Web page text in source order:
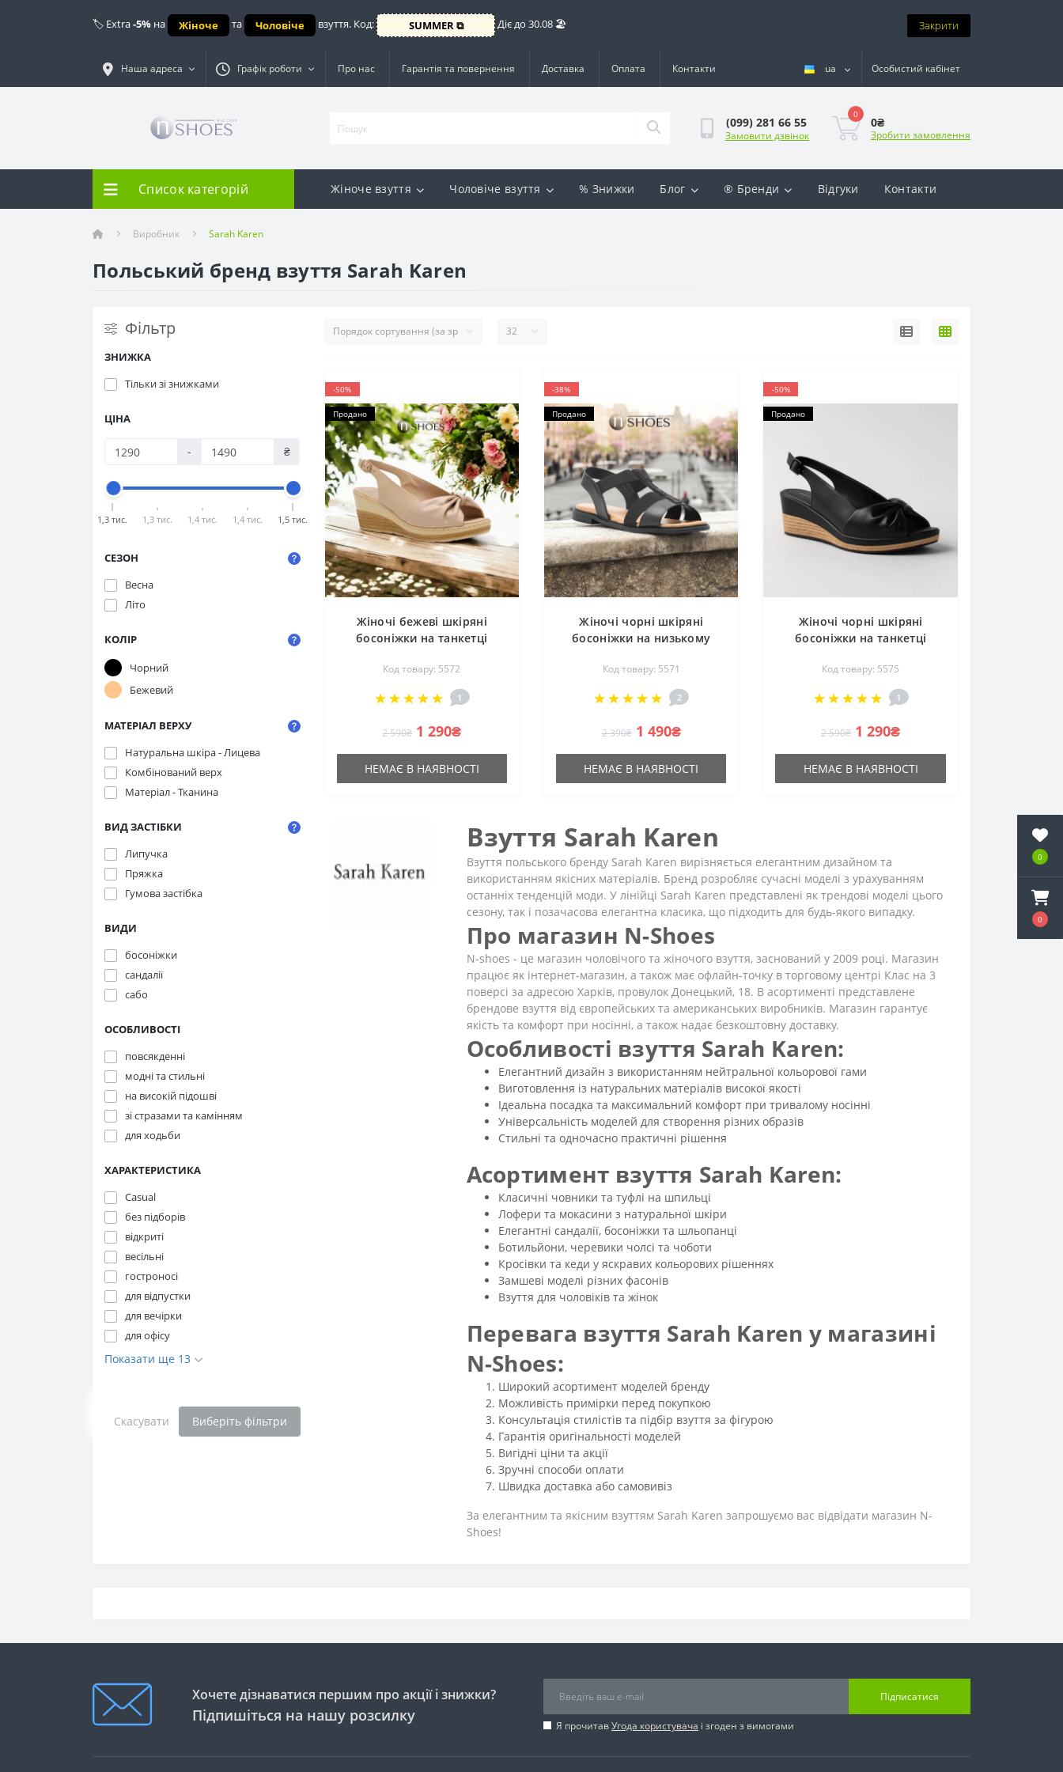
0
0
🏷️ Extra-5% на Жіноче та Чоловіче взуття. Код: SUMMER ⧉ Діє до 30.08 🏖️ Закрити
Наша адреса Графік роботи Про нас Гарантія та повернення Доставка Оплата Контакти ua Особистий кабінет
(099) 281 66 55
Замовити дзвінок
0
0₴
Зробити замовлення
Список категорій Жіноче взуття Чоловіче взуття % Знижки Блог ® Бренди Відгуки Контакти
Виробник Sarah Karen
Польський бренд взуття Sarah Karen
Фiльтр
ЗНИЖКА
Тільки зі знижками
ЦІНА
- ₴
1,3 тис. 1,3 тис. 1,4 тис. 1,4 тис. 1,5 тис.
СЕЗОН
Весна
Літо
КОЛІР
Чорний
Бежевий
МАТЕРІАЛ ВЕРХУ
Натуральна шкіра - Лицева
Комбінований верх
Матеріал - Тканина
ВИД ЗАСТІБКИ
Липучка
Пряжка
Гумова застібка
ВИДИ
босоніжки
сандалії
сабо
ОСОБЛИВОСТІ
повсякденні
модні та стильні
на високій підошві
зі стразами та камінням
для ходьби
ХАРАКТЕРИСТИКА
Casual
без підборів
відкриті
весільні
гостроносі
для відпустки
для вечірки
для офісу
Показати ще 13
Скасувати Виберіть фільтри
-50%
Продано
Жіночі бежеві шкіряні
босоніжки на танкетці
Код товару: 5572
1
2 590₴ 1 290₴
НЕМАЄ В НАЯВНОСТІ
-38%
Продано
Жіночі чорні шкіряні
босоніжки на низькому
FIONA-02 5571
Код товару: 5571
2
2 390₴ 1 490₴
НЕМАЄ В НАЯВНОСТІ
-50%
Продано
Жіночі чорні шкіряні
босоніжки на танкетці
5575
Код товару: 5575
1
2 590₴ 1 290₴
НЕМАЄ В НАЯВНОСТІ
Взуття Sarah Karen
Взуття польського бренду Sarah Karen вирізняється елегантним дизайном та
використанням якісних матеріалів. Бренд розробляє сучасні моделі з урахуванням
останніх тенденцій моди. У лінійці Sarah Karen представлені як трендові моделі цього
сезону, так і позачасова елегантна класика, що підходить для будь-якого випадку.
Про магазин N-Shoes
N-shoes - це магазин чоловічого та жіночого взуття, заснований у 2009 році. Магазин
працює як інтернет-магазин, а також має офлайн-точку в торговому центрі Клас на 3
поверсі за адресою Харків, провулок Донецький, 18. В асортименті представлене
брендове взуття від європейських та американських виробників. Магазин гарантує
якість та комфорт при носінні, а також надає безкоштовну доставку.
Особливості взуття Sarah Karen:
Елегантний дизайн з використанням нейтральної кольорової гами
Виготовлення із натуральних матеріалів високої якості
Ідеальна посадка та максимальний комфорт при тривалому носінні
Універсальність моделей для створення різних образів
Стильні та одночасно практичні рішення
Асортимент взуття Sarah Karen:
Класичні човники та туфлі на шпильці
Лофери та мокасини з натуральної шкіри
Елегантні сандалії, босоніжки та шльопанці
Ботильйони, черевики чолсі та чоботи
Кросівки та кеди у яскравих кольорових рішеннях
Замшеві моделі різних фасонів
Взуття для чоловіків та жінок
Перевага взуття Sarah Karen у магазині
N-Shoes:
Широкий асортимент моделей бренду
Можливість примірки перед покупкою
Консультація стилістів та підбір взуття за фігурою
Гарантія оригінальності моделей
Вигідні ціни та акції
Зручні способи оплати
Швидка доставка або самовивіз
За елегантним та якісним взуттям Sarah Karen запрошуємо вас відвідати магазин N-
Shoes!
Хочете дізнаватися першим про акції і знижки?
Підпишіться на нашу розсилку
Підписатися
Я прочитавУгода користувача і згоден з вимогами